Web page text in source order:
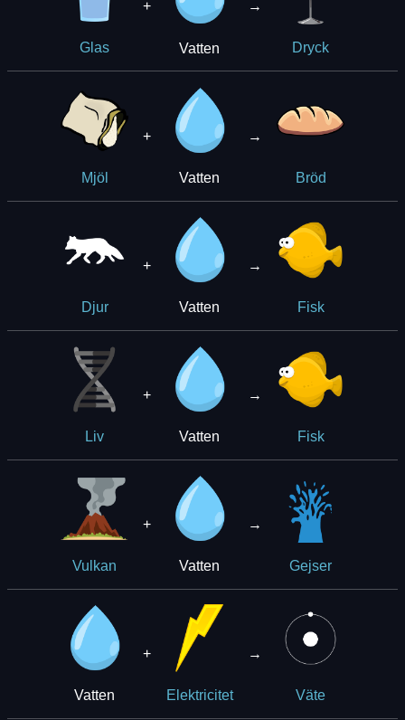
Glas
+
Vatten
→
Dryck
Mjöl
+
Vatten
→
Bröd
Djur
+
Vatten
→
Fisk
Liv
+
Vatten
→
Fisk
Vulkan
+
Vatten
→
Gejser
Vatten
+
Elektricitet
→
Väte